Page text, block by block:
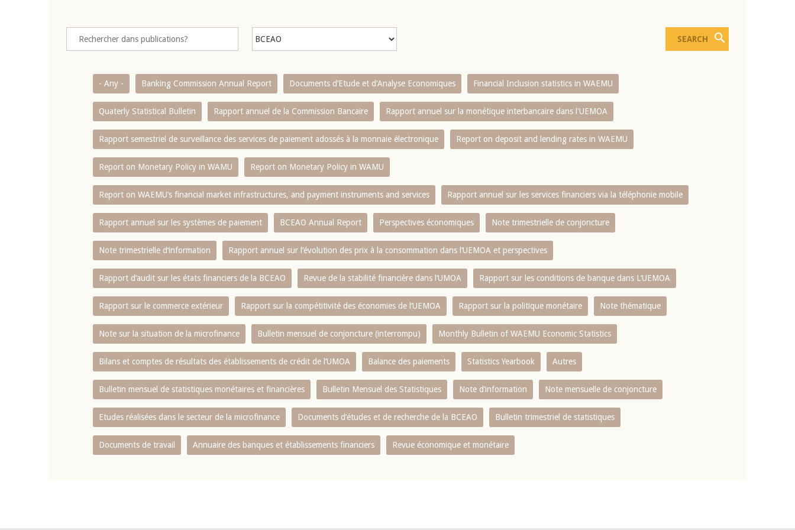
- Any - Banking Commission Annual Report Documents d’Etude et d’Analyse Economiques Financial Inclusion statistics in WAEMU
Quaterly Statistical Bulletin Rapport annuel de la Commission Bancaire Rapport annuel sur la monétique interbancaire dans l'UEMOA
Rapport semestriel de surveillance des services de paiement adossés à la monnaie électronique Report on deposit and lending rates in WAEMU
Report on Monetary Policy in WAMU Report on Monetary Policy in WAMU
Report on WAEMU’s financial market infrastructures, and payment instruments and services Rapport annuel sur les services financiers via la téléphonie mobile
Rapport annuel sur les systèmes de paiement BCEAO Annual Report Perspectives économiques Note trimestrielle de conjoncture
Note trimestrielle d‘information Rapport annuel sur l‘évolution des prix à la consommation dans l‘UEMOA et perspectives
Rapport d‘audit sur les états financiers de la BCEAO Revue de la stabilité financière dans l‘UMOA Rapport sur les conditions de banque dans L‘UEMOA
Rapport sur le commerce extérieur Rapport sur la compétitivité des économies de l‘UEMOA Rapport sur la politique monétaire Note thématique
Note sur la situation de la microfinance Bulletin mensuel de conjoncture (interrompu) Monthly Bulletin of WAEMU Economic Statistics
Bilans et comptes de résultats des établissements de crédit de l‘UMOA Balance des paiements Statistics Yearbook Autres
Bulletin mensuel de statistiques monétaires et financières Bulletin Mensuel des Statistiques Note d’information Note mensuelle de conjoncture
Etudes réalisées dans le secteur de la microfinance Documents d’études et de recherche de la BCEAO Bulletin trimestriel de statistiques
Documents de travail Annuaire des banques et établissements financiers Revue économique et monétaire